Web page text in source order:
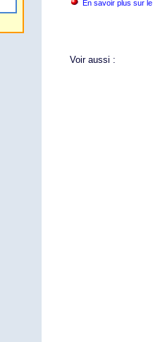
En savoir plus sur
Voir aussi :